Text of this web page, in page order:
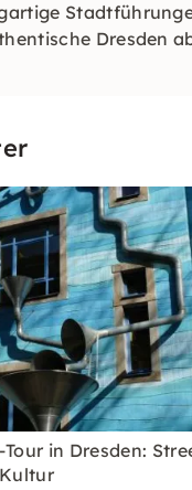
Dresden
in Dresden: